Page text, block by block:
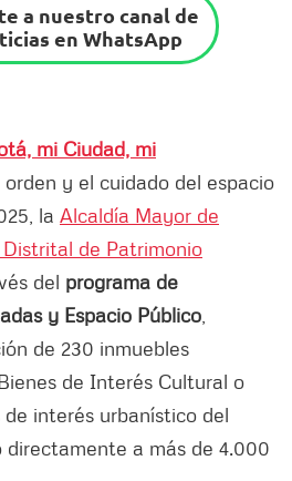
a nuestro canal de
en WhatsApp
mi Ciudad, mi
y el cuidado del espacio
la Alcaldía Mayor de
de Patrimonio
del programa de
y Espacio Público
de 230 inmuebles
de Interés Cultural o
interés urbanístico del
a más de 4.000